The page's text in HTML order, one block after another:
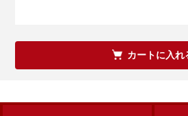
カートに入れ